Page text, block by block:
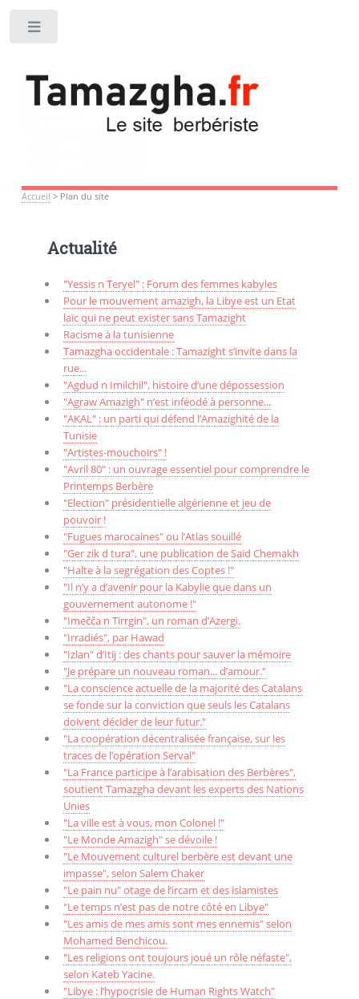
Accueil > Plan du site
Actualité
"Yessis n Teryel" : Forum des femmes kabyles
Pour le mouvement amazigh, la Libye est un Etat
laïc qui ne peut exister sans Tamazight
Racisme à la tunisienne
Tamazgha occidentale : Tamazight s’invite dans la
rue...
"Agdud n Imilchil", histoire d’une dépossession
"Agraw Amazigh" n’est inféodé à personne...
"AKAL" : un parti qui défend l’Amazighité de la
Tunisie
"Artistes-mouchoirs" !
"Avril 80" : un ouvrage essentiel pour comprendre le
Printemps Berbère
"Election" présidentielle algérienne et jeu de
pouvoir !
"Fugues marocaines" ou l’Atlas souillé
"Ger zik d tura", une publication de Saïd Chemakh
"Halte à la segrégation des Coptes !"
"Il n’y a d’avenir pour la Kabylie que dans un
gouvernement autonome !"
"Imečča n Tirrgin", un roman d’Azergi.
"Irradiés", par Hawad
"Izlan" d’Itij : des chants pour sauver la mémoire
"Je prépare un nouveau roman... d’amour."
"La conscience actuelle de la majorité des Catalans
se fonde sur la conviction que seuls les Catalans
doivent décider de leur futur."
"La coopération décentralisée française, sur les
traces de l’opération Serval"
"La France participe à l’arabisation des Berbères",
soutient Tamazgha devant les experts des Nations
Unies
"La ville est à vous, mon Colonel !"
"Le Monde Amazigh" se dévoile !
"Le Mouvement culturel berbère est devant une
impasse", selon Salem Chaker
"Le pain nu" otage de l’ircam et des islamistes
"Le temps n’est pas de notre côté en Libye"
"Les amis de mes amis sont mes ennemis" selon
Mohamed Benchicou.
"Les religions ont toujours joué un rôle néfaste",
selon Kateb Yacine.
"Libye : l’hypocrisie de Human Rights Watch"